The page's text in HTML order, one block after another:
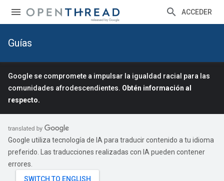
ACCEDER
Guías
Google se compromete a impulsar la igualdad racial para las
comunidades afrodescendientes. Obtén información al
respecto.
Google utiliza tecnología de IA para traducir contenido a tu idioma
preferido. Las traducciones realizadas con IA pueden contener
errores.